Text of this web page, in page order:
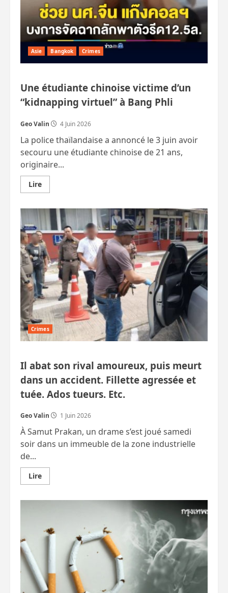
train,
falaise,
etc.
Asie Bangkok Crimes
Une étudiante chinoise victime d’un
“kidnapping virtuel” à Bang Phli
Geo Valin 4 Juin 2026
La police thaïlandaise a annoncé le 3 juin avoir
secouru une étudiante chinoise de 21 ans,
originaire...
LireEn
savoir
Une
étudiante
chinoise
victime
d’un
“kidnapping
virtuel”
à
Bang
Phli
Crimes
Il abat son rival amoureux, puis meurt
dans un accident. Fillette agressée et
tuée. Ados tueurs. Etc.
Geo Valin 1 Juin 2026
À Samut Prakan, un drame s’est joué samedi
soir dans un immeuble de la zone industrielle
de...
LireEn
savoir
rival
amoureux,
puis
accident.
Fillette
agressée
et